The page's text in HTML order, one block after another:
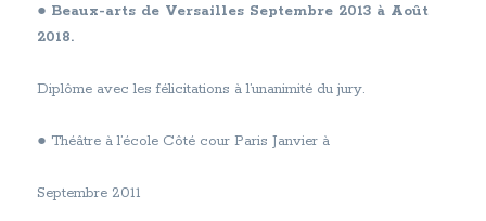
● Beaux-arts de Versailles Septembre 2013 à Août
2018.
Diplôme avec les félicitations à l’unanimité du jury.
● Théâtre à l’école Côté cour Paris Janvier à
Septembre 2011